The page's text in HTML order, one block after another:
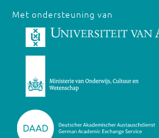
Met ondersteuning van